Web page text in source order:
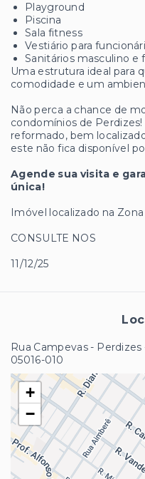
Playground
Piscina
Sala fitness
Vestiário para
Sanitários masculino e
Uma estrutura ideal para
comodidade e um
Não perca a chance de
condomínios de
reformado, bem
este não fica disponível
Agende sua visita e
única!
Imóvel localizado na
CONSULTE NOS
11/12/25
Rua Campevas -
05016-010
+
−